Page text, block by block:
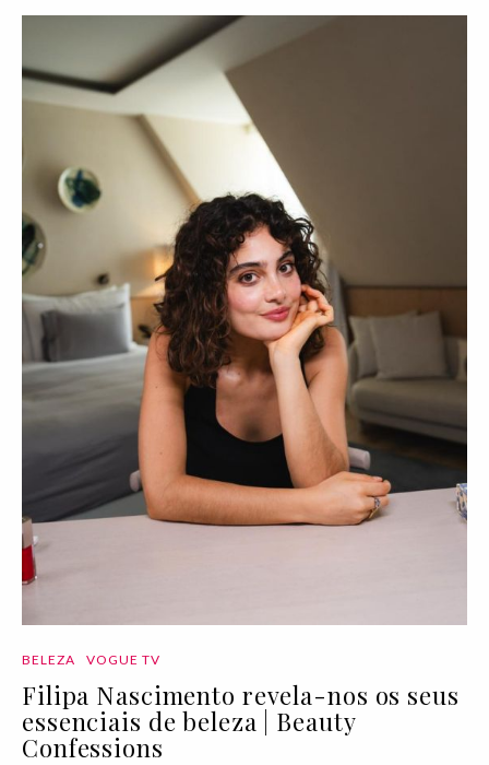
BELEZA VOGUE TV
Filipa Nascimento revela-nos os seus
essenciais de beleza | Beauty
Confessions